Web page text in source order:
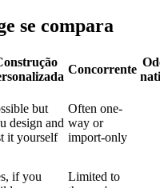
se compara
Concorrente
but
design and
it yourself
Often one-
way or
import-only
if you
Limited to